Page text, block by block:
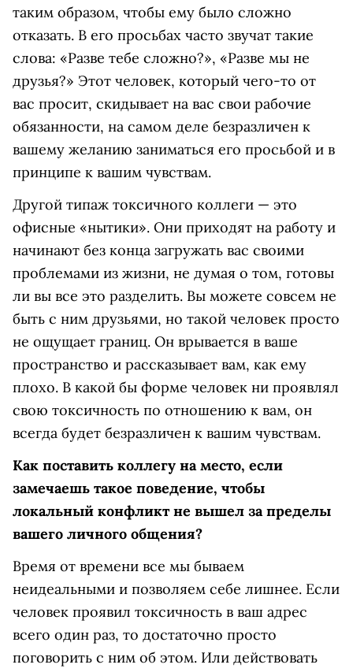
таким образом, чтобы ему было сложно
отказать. В его просьбах часто звучат такие
слова: «Разве тебе сложно?», «Разве мы не
друзья?» Этот человек, который чего-то от
вас просит, скидывает на вас свои рабочие
обязанности, на самом деле безразличен к
вашему желанию заниматься его просьбой и в
принципе к вашим чувствам.
Другой типаж токсичного коллеги — это
офисные «нытики». Они приходят на работу и
начинают без конца загружать вас своими
проблемами из жизни, не думая о том, готовы
ли вы все это разделить. Вы можете совсем не
быть с ним друзьями, но такой человек просто
не ощущает границ. Он врывается в ваше
пространство и рассказывает вам, как ему
плохо. В какой бы форме человек ни проявлял
свою токсичность по отношению к вам, он
всегда будет безразличен к вашим чувствам.
Как поставить коллегу на место, если
замечаешь такое поведение, чтобы
локальный конфликт не вышел за пределы
вашего личного общения?
Время от времени все мы бываем
неидеальными и позволяем себе лишнее. Если
человек проявил токсичность в ваш адрес
всего один раз, то достаточно просто
поговорить с ним об этом. Или действовать